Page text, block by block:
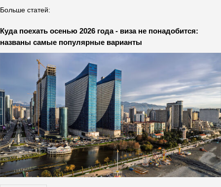
Больше статей:
Куда поехать осенью 2026 года - виза не понадобится:
названы самые популярные варианты